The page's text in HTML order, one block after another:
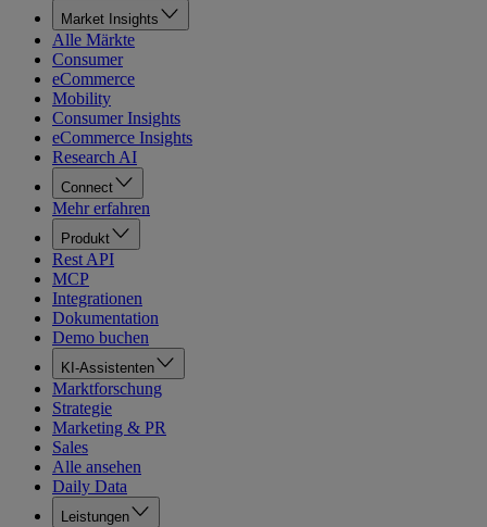
Market Insights
Alle Märkte
Consumer
eCommerce
Mobility
Consumer Insights
eCommerce Insights
Research AI
Connect
Mehr erfahren
Produkt
Rest API
MCP
Integrationen
Dokumentation
Demo buchen
KI-Assistenten
Marktforschung
Strategie
Marketing & PR
Sales
Alle ansehen
Daily Data
Leistungen